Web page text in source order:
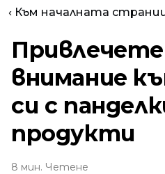
‹ Към началната
внимание
си с
продукти
8 мин. Четене